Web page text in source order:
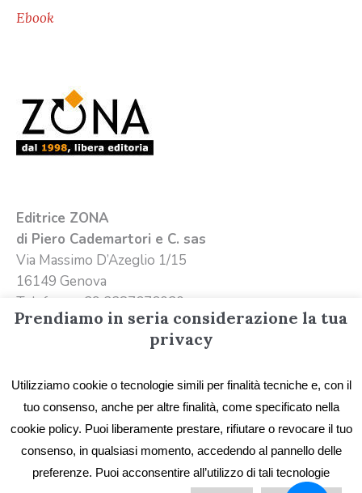
Ebook
Editrice ZONA
di Piero Cademartori e C. sas
Via Massimo D’Azeglio 1/15
16149 Genova
Telefono +39 3387676020
Emailinfo@editricezona.it
Prendiamo in seria considerazione la tua
privacy
Utilizziamo cookie o tecnologie simili per finalità tecniche e, con il
tuo consenso, anche per altre finalità, come specificato nella
cookie policy. Puoi liberamente prestare, rifiutare o revocare il tuo
consenso, in qualsiasi momento, accedendo al pannello delle
preferenze. Puoi acconsentire all’utilizzo di tali tecnologie